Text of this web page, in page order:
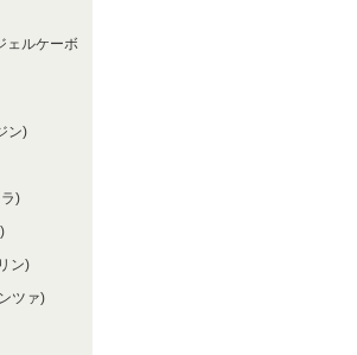
ェルケーボ
ン)
)
ン)
ツァ)